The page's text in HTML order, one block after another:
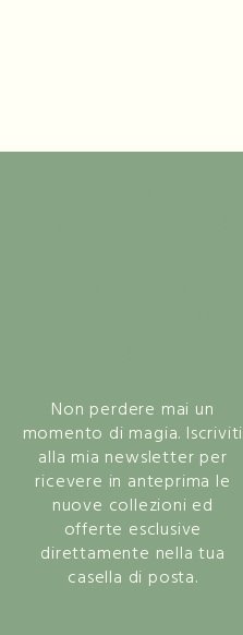
Non perdere mai un
momento di magia. Iscriviti
alla mia newsletter per
ricevere in anteprima le
nuove collezioni ed
offerte esclusive
direttamente nella tua
casella di posta.